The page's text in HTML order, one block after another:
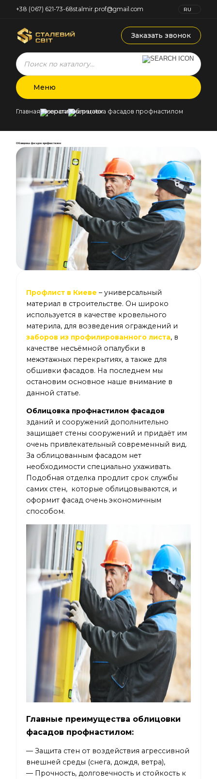
+38 (067) 621-73-68stalmir.prof@gmail.com
RU
Заказать звонок
Products
search
Меню
Главная Новости Облицовка фасадов профнастилом
Облицовка фасадов профнастилом
Профлист в Киеве – универсальный
материал в строительстве. Он широко
используется в качестве кровельного
материла, для возведения ограждений и
заборов из профилированного листа, в
качестве несъёмной опалубки в
межэтажных перекрытиях, а также для
обшивки фасадов. На последнем мы
остановим основное наше внимание в
данной статье.
Облицовка профнастилом фасадов
зданий и сооружений дополнительно
защищает стены сооружений и придаёт им
очень привлекательный современный вид.
За облицованным фасадом нет
необходимости специально ухаживать.
Подобная отделка продлит срок службы
самих стен, которые облицовываются, и
оформит фасад очень экономичным
способом.
Главные преимущества облицовки
фасадов профнастилом:
— Защита стен от воздействия агрессивной
внешней среды (снега, дождя, ветра),
— Прочность, долговечность и стойкость к